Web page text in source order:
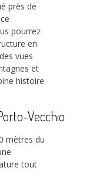
près de
pourrez
en
vues
et
histoire
Vecchio
mètres du
tout